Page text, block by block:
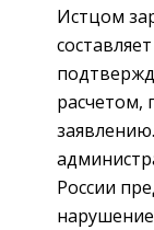
Истцом
составляет
расчетом,
России